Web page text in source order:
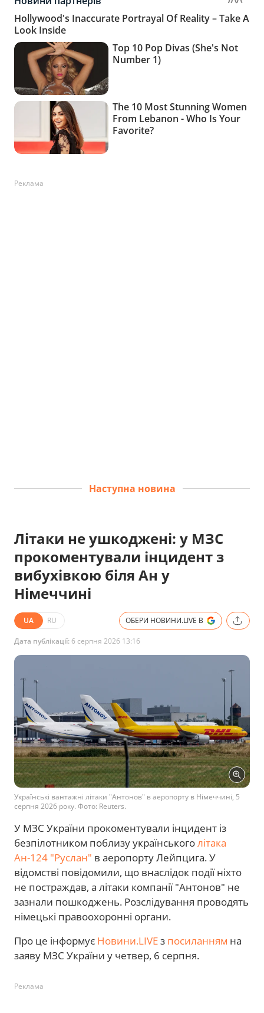
Реклама
Наступна новина
Літаки не ушкоджені: у МЗС
прокоментували інцидент з
вибухівкою біля Ан у
Німеччині
UA RU ОБЕРИ НОВИНИ.LIVE В
Дата публікації: 6 серпня 2026 13:16
Українські вантажні літаки "Антонов" в аеропорту в Німеччині, 5
серпня 2026 року. Фото: Reuters.
У МЗС України прокоментували інцидент із
безпілотником поблизу українськоголітака
Ан-124 "Руслан" в аеропорту Лейпцига. У
відомстві повідомили, що внаслідок події ніхто
не постраждав, а літаки компанії "Антонов" не
зазнали пошкоджень. Розслідування проводять
німецькі правоохоронні органи.
Про це інформує Новини.LIVEз посиланням на
заяву МЗС України у четвер, 6 серпня.
Реклама